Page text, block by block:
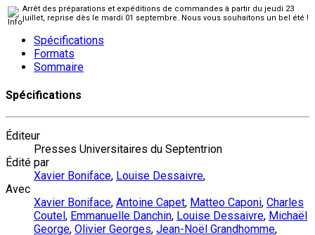
Arrêt des préparations et expéditions de commandes à partir du jeudi 23
juillet, reprise dès le mardi 01 septembre. Nous vous souhaitons un bel été !
Spécifications
Formats
Sommaire
Spécifications
Éditeur
Presses Universitaires du Septentrion
Édité par
Xavier Boniface, Louise Dessaivre,
Avec
Xavier Boniface, Antoine Capet, Matteo Caponi, Charles
Coutel , Emmanuelle Danchin, Louise Dessaivre, Michaël
George, Olivier Georges, Jean-Noël Grandhomme,